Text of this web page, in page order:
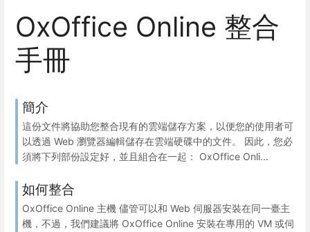
OxOffice Online 整合
手冊
簡介
這份文件將協助您整合現有的雲端儲存方案，以便您的使用者可
以透過 Web 瀏覽器編輯儲存在雲端硬碟中的文件。 因此，您必
須將下列部份設定好，並且組合在一起： OxOffice Onli...
如何整合
OxOffice Online 主機 儘管可以和 Web 伺服器安裝在同一臺主
機，不過，我們建議將 OxOffice Online 安裝在專用的 VM 或伺